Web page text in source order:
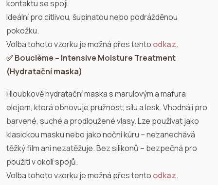
kontaktu se spoji.
Ideální pro citlivou, šupinatou nebo podrážděnou
pokožku.
Volba tohoto vzorku je možná přes tento odkaz.
✅ Bouclème – Intensive Moisture Treatment
(Hydratační maska)
Hloubkově hydratační maska s marulovým a mafura
olejem, která obnovuje pružnost, sílu a lesk. Vhodná i pro
barvené, suché a prodloužené vlasy. Lze používat jako
klasickou masku nebo jako noční kúru – nezanechává
těžký film ani nezatěžuje. Bez silikonů – bezpečná pro
použití v okolí spojů.
Volba tohoto vzorku je možná přes tento odkaz.